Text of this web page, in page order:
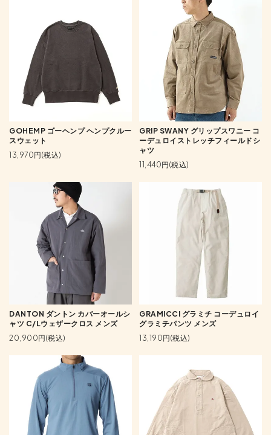
GOHEMP ゴーヘンプ ヘンプクルー
スウェット
13,970円(税込)
GRIP SWANY グリップスワニー コ
ーデュロイストレッチフィールドシ
ャツ
11,440円(税込)
DANTON ダントン カバーオールシ
ャツ C/Lウェザークロス メンズ
20,900円(税込)
GRAMICCI グラミチ コーデュロイ
グラミチパンツ メンズ
13,190円(税込)